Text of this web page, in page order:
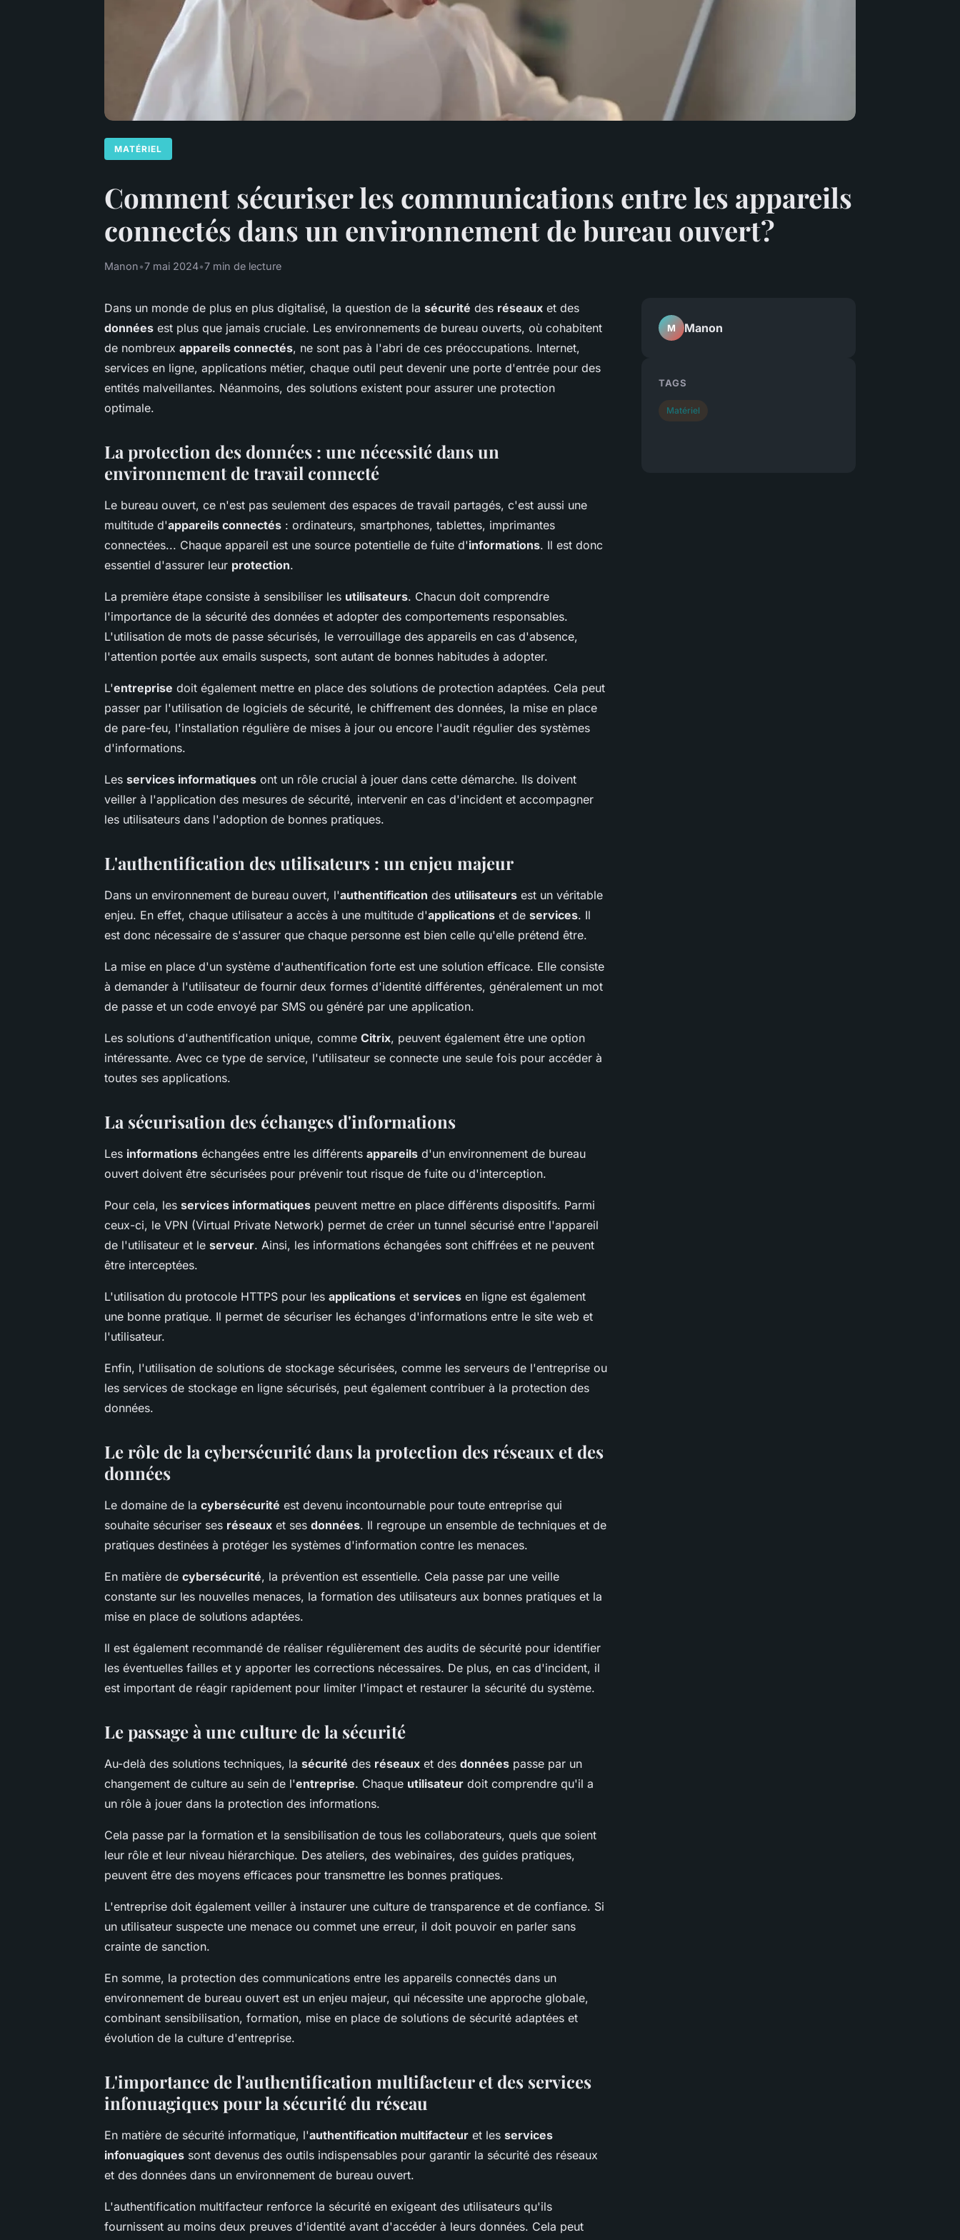
MATÉRIEL
Comment sécuriser les communications entre les appareils
connectés dans un environnement de bureau ouvert?
Manon•7 mai 2024•7 min de lecture
Dans un monde de plus en plus digitalisé, la question de la sécurité des réseaux et des
données est plus que jamais cruciale. Les environnements de bureau ouverts, où cohabitent
de nombreux appareils connectés, ne sont pas à l'abri de ces préoccupations. Internet,
services en ligne, applications métier, chaque outil peut devenir une porte d'entrée pour des
entités malveillantes. Néanmoins, des solutions existent pour assurer une protection
optimale.
La protection des données : une nécessité dans un
environnement de travail connecté
Le bureau ouvert, ce n'est pas seulement des espaces de travail partagés, c'est aussi une
multitude d'appareils connectés : ordinateurs, smartphones, tablettes, imprimantes
connectées... Chaque appareil est une source potentielle de fuite d'informations. Il est donc
essentiel d'assurer leur protection.
La première étape consiste à sensibiliser les utilisateurs. Chacun doit comprendre
l'importance de la sécurité des données et adopter des comportements responsables.
L'utilisation de mots de passe sécurisés, le verrouillage des appareils en cas d'absence,
l'attention portée aux emails suspects, sont autant de bonnes habitudes à adopter.
L'entreprise doit également mettre en place des solutions de protection adaptées. Cela peut
passer par l'utilisation de logiciels de sécurité, le chiffrement des données, la mise en place
de pare-feu, l'installation régulière de mises à jour ou encore l'audit régulier des systèmes
d'informations.
Les services informatiques ont un rôle crucial à jouer dans cette démarche. Ils doivent
veiller à l'application des mesures de sécurité, intervenir en cas d'incident et accompagner
les utilisateurs dans l'adoption de bonnes pratiques.
L'authentification des utilisateurs : un enjeu majeur
Dans un environnement de bureau ouvert, l'authentification des utilisateurs est un véritable
enjeu. En effet, chaque utilisateur a accès à une multitude d'applications et de services. Il
est donc nécessaire de s'assurer que chaque personne est bien celle qu'elle prétend être.
La mise en place d'un système d'authentification forte est une solution efficace. Elle consiste
à demander à l'utilisateur de fournir deux formes d'identité différentes, généralement un mot
de passe et un code envoyé par SMS ou généré par une application.
Les solutions d'authentification unique, comme Citrix, peuvent également être une option
intéressante. Avec ce type de service, l'utilisateur se connecte une seule fois pour accéder à
toutes ses applications.
La sécurisation des échanges d'informations
Les informations échangées entre les différents appareils d'un environnement de bureau
ouvert doivent être sécurisées pour prévenir tout risque de fuite ou d'interception.
Pour cela, les services informatiques peuvent mettre en place différents dispositifs. Parmi
ceux-ci, le VPN (Virtual Private Network) permet de créer un tunnel sécurisé entre l'appareil
de l'utilisateur et le serveur. Ainsi, les informations échangées sont chiffrées et ne peuvent
être interceptées.
L'utilisation du protocole HTTPS pour les applications et services en ligne est également
une bonne pratique. Il permet de sécuriser les échanges d'informations entre le site web et
l'utilisateur.
Enfin, l'utilisation de solutions de stockage sécurisées, comme les serveurs de l'entreprise ou
les services de stockage en ligne sécurisés, peut également contribuer à la protection des
données.
Le rôle de la cybersécurité dans la protection des réseaux et des
données
Le domaine de la cybersécurité est devenu incontournable pour toute entreprise qui
souhaite sécuriser ses réseaux et ses données. Il regroupe un ensemble de techniques et de
pratiques destinées à protéger les systèmes d'information contre les menaces.
En matière de cybersécurité, la prévention est essentielle. Cela passe par une veille
constante sur les nouvelles menaces, la formation des utilisateurs aux bonnes pratiques et la
mise en place de solutions adaptées.
Il est également recommandé de réaliser régulièrement des audits de sécurité pour identifier
les éventuelles failles et y apporter les corrections nécessaires. De plus, en cas d'incident, il
est important de réagir rapidement pour limiter l'impact et restaurer la sécurité du système.
Le passage à une culture de la sécurité
Au-delà des solutions techniques, la sécurité des réseaux et des données passe par un
changement de culture au sein de l'entreprise. Chaque utilisateur doit comprendre qu'il a
un rôle à jouer dans la protection des informations.
Cela passe par la formation et la sensibilisation de tous les collaborateurs, quels que soient
leur rôle et leur niveau hiérarchique. Des ateliers, des webinaires, des guides pratiques,
peuvent être des moyens efficaces pour transmettre les bonnes pratiques.
L'entreprise doit également veiller à instaurer une culture de transparence et de confiance. Si
un utilisateur suspecte une menace ou commet une erreur, il doit pouvoir en parler sans
crainte de sanction.
En somme, la protection des communications entre les appareils connectés dans un
environnement de bureau ouvert est un enjeu majeur, qui nécessite une approche globale,
combinant sensibilisation, formation, mise en place de solutions de sécurité adaptées et
évolution de la culture d'entreprise.
L'importance de l'authentification multifacteur et des services
infonuagiques pour la sécurité du réseau
En matière de sécurité informatique, l'authentification multifacteur et les services
infonuagiques sont devenus des outils indispensables pour garantir la sécurité des réseaux
et des données dans un environnement de bureau ouvert.
L'authentification multifacteur renforce la sécurité en exigeant des utilisateurs qu'ils
fournissent au moins deux preuves d'identité avant d'accéder à leurs données. Cela peut
M Manon
TAGS
Matériel